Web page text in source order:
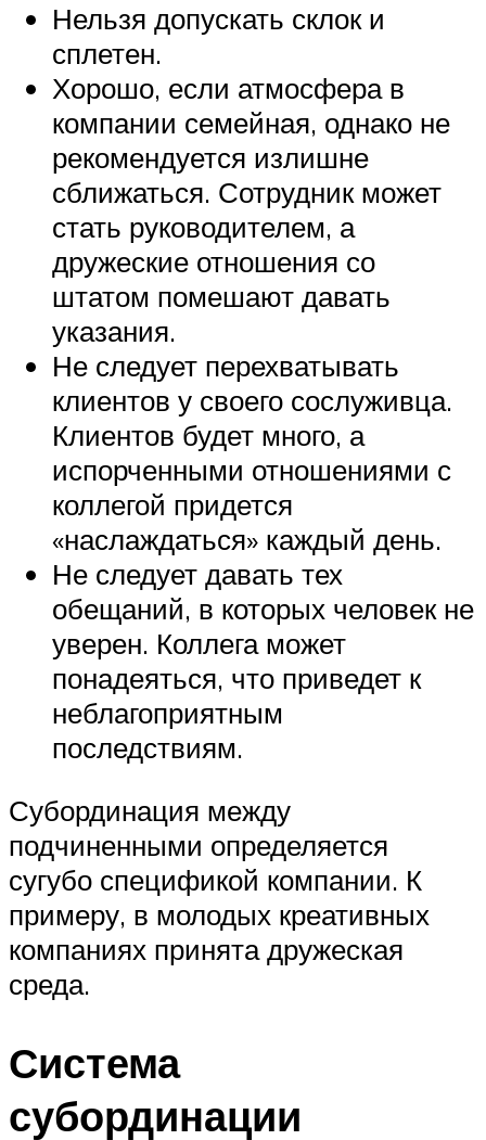
Нельзя допускать склок и
сплетен.
Хорошо, если атмосфера в
компании семейная, однако не
рекомендуется излишне
сближаться. Сотрудник может
стать руководителем, а
дружеские отношения со
штатом помешают давать
указания.
Не следует перехватывать
клиентов у своего сослуживца.
Клиентов будет много, а
испорченными отношениями с
коллегой придется
«наслаждаться» каждый день.
Не следует давать тех
обещаний, в которых человек не
уверен. Коллега может
понадеяться, что приведет к
неблагоприятным
последствиям.
Субординация между
подчиненными определяется
сугубо спецификой компании. К
примеру, в молодых креативных
компаниях принята дружеская
среда.
Система
субординации